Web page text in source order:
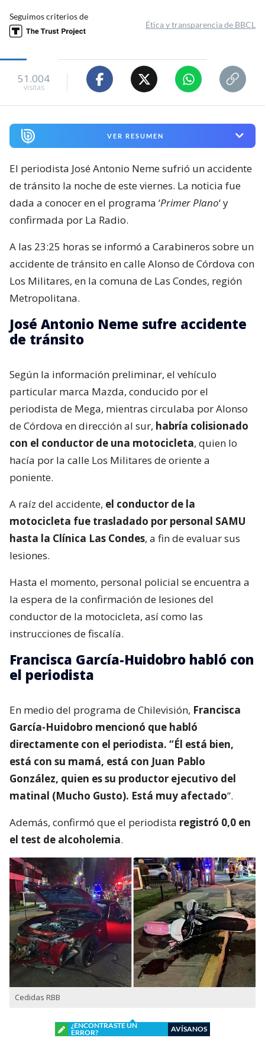
Seguimos criterios de
Ética y transparencia de BBCL
51.004
visitas
VER RESUMEN
El periodista José Antonio Neme sufrió un accidente
de tránsito la noche de este viernes. La noticia fue
dada a conocer en el programa ‘Primer Plano‘ y
confirmada por La Radio.
A las 23:25 horas se informó a Carabineros sobre un
accidente de tránsito en calle Alonso de Córdova con
Los Militares, en la comuna de Las Condes, región
Metropolitana.
José Antonio Neme sufre accidente
de tránsito
Según la información preliminar, el vehículo
particular marca Mazda, conducido por el
periodista de Mega, mientras circulaba por Alonso
de Córdova en dirección al sur, habría colisionado
con el conductor de una motocicleta, quien lo
hacía por la calle Los Militares de oriente a
poniente.
A raíz del accidente, el conductor de la
motocicleta fue trasladado por personal SAMU
hasta la Clínica Las Condes, a fin de evaluar sus
lesiones.
Hasta el momento, personal policial se encuentra a
la espera de la confirmación de lesiones del
conductor de la motocicleta, así como las
instrucciones de fiscalía.
Francisca García-Huidobro habló con
el periodista
En medio del programa de Chilevisión, Francisca
García-Huidobro mencionó que habló
directamente con el periodista. “Él está bien,
está con su mamá, está con Juan Pablo
González, quien es su productor ejecutivo del
matinal (Mucho Gusto). Está muy afectado”.
Además, confirmó que el periodista registró 0,0 en
el test de alcoholemia.
Cedidas RBB
¿ENCONTRASTE UN
ERROR?
AVÍSANOS